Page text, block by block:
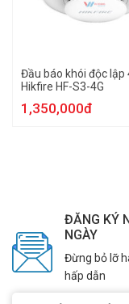
Đầu báo khói độc lập
Hikfire HF-S3-4G
1,350,000đ
ĐĂNG KÝ
NGÀY
Đừng bỏ lỡ
hấp dẫn